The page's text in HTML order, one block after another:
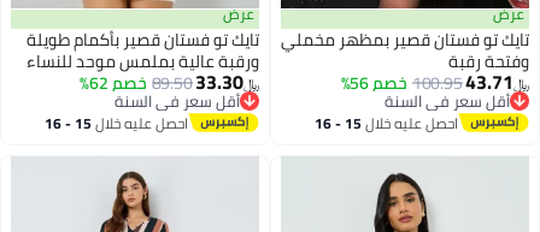
3
عرض
تايك تو فستان قصير بمظهر مخملي
وفتحة رقبة
﷼‏ 43.71
100.95خصم 56%
أقل سعر في السنة
أقل سعر في السنة
احصل عليه خلال 15 - 16
عرض
تايك تو فستان قصير بأكمام طويلة
ورقبة عالية بملمس موحد للنساء
﷼‏33.30
89.50خصم 62%
أقل سعر في السنة
أقل سعر في السنة
احصل عليه خلال 15 - 16